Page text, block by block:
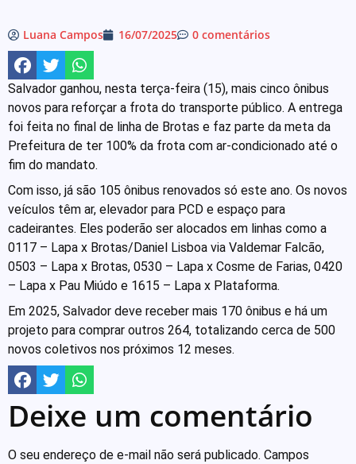
Luana Campos 16/07/2025 0 comentários
Salvador ganhou, nesta terça-feira (15), mais cinco ônibus
novos para reforçar a frota do transporte público. A entrega
foi feita no final de linha de Brotas e faz parte da meta da
Prefeitura de ter 100% da frota com ar-condicionado até o
fim do mandato.
Com isso, já são 105 ônibus renovados só este ano. Os novos
veículos têm ar, elevador para PCD e espaço para
cadeirantes. Eles poderão ser alocados em linhas como a
0117 – Lapa x Brotas/Daniel Lisboa via Valdemar Falcão,
0503 – Lapa x Brotas, 0530 – Lapa x Cosme de Farias, 0420
– Lapa x Pau Miúdo e 1615 – Lapa x Plataforma.
Em 2025, Salvador deve receber mais 170 ônibus e há um
projeto para comprar outros 264, totalizando cerca de 500
novos coletivos nos próximos 12 meses.
Deixe um comentário
O seu endereço de e-mail não será publicado. Campos